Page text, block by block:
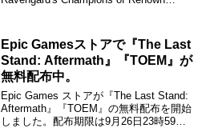
Epic Gamesストアで『The Last
Stand: Aftermath』『TOEM』が
無料配布中。
Epic Games ストアが『The Last Stand:
Aftermath』『TOEM』の無料配布を開始
しました。配布期限は9月26日23時59分